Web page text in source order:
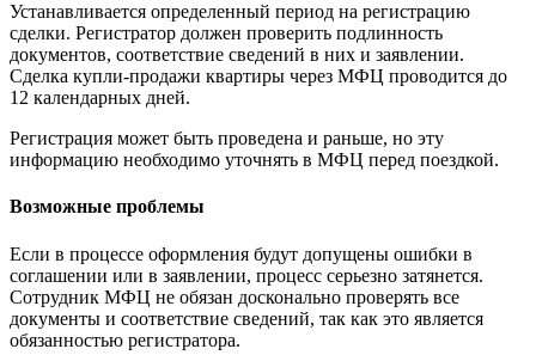
Устанавливается определенный период на регистрацию
сделки. Регистратор должен проверить подлинность
документов, соответствие сведений в них и заявлении.
Сделка купли-продажи квартиры через МФЦ проводится до
12 календарных дней.
Регистрация может быть проведена и раньше, но эту
информацию необходимо уточнять в МФЦ перед поездкой.
Возможные проблемы
Если в процессе оформления будут допущены ошибки в
соглашении или в заявлении, процесс серьезно затянется.
Сотрудник МФЦ не обязан досконально проверять все
документы и соответствие сведений, так как это является
обязанностью регистратора.